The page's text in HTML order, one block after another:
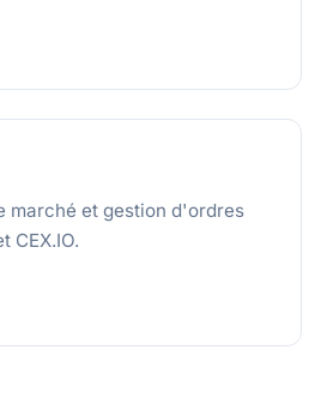
marché et gestion d'ordres
CEX.IO.